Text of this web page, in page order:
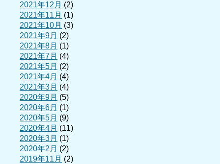
2021年12月 (2)
2021年11月 (1)
2021年10月 (3)
2021年9月 (2)
2021年8月 (1)
2021年7月 (4)
2021年5月 (2)
2021年4月 (4)
2021年3月 (4)
2020年9月 (5)
2020年6月 (1)
2020年5月 (9)
2020年4月 (11)
2020年3月 (1)
2020年2月 (2)
2019年11月 (2)